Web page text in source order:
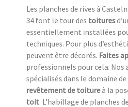
Les planches de rives à
34 font le tour des toitures
essentiellement installées
techniques. Pour plus
peuvent être décorés. Faites
professionnels pour cela. Nos
spécialisés dans le domaine de
revêtement de toitureà la
toit. L’habillage de planches